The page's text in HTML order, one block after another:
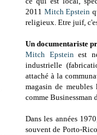
2011 Mitch Epstein
religieux. Etre juif,
Un documentariste
Mitch Epsteinest
industrielle
attaché à la
magasin de
comme Businessman
Dans les années
souvent de Porto-